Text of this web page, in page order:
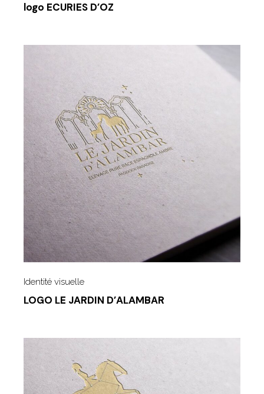
logo ECURIES D’OZ
Identité visuelle
LOGO LE JARDIN D’ALAMBAR